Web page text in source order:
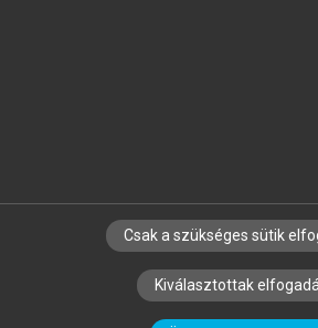
SZERZŐKNEK CÉGEKNEK
SZERKESZTÉSI ÉS LEKTORÁLÁSI
Csak a szükséges sütik
Kiválasztottak